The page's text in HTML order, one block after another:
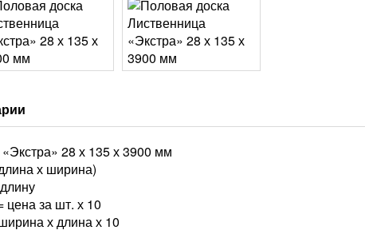
28 х 135 х 3900 мм
х ширина)
цена за шт. х 10
х длина х 10